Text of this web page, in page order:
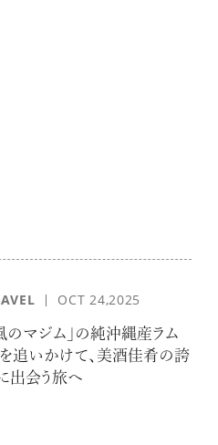
OCT 24,2025
風のマジム」の純沖縄産ラム
追いかけて、美酒佳肴の誇
出会う旅へ